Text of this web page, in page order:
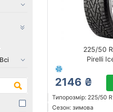
225/50
Pirelli
2146 ₴
Типорозмір: 225/50
Сезон: зимова